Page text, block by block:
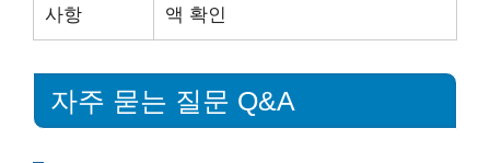
사항
액 확인
자주 묻는 질문 Q&A